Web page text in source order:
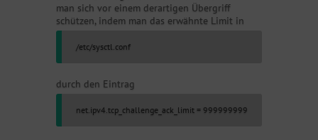
man sich vor einem derartigen Übergriff
schützen, indem man das erwähnte Limit in
/etc/sysctl.conf
durch den Eintrag
net.ipv4.tcp_challenge_ack_limit = 999999999